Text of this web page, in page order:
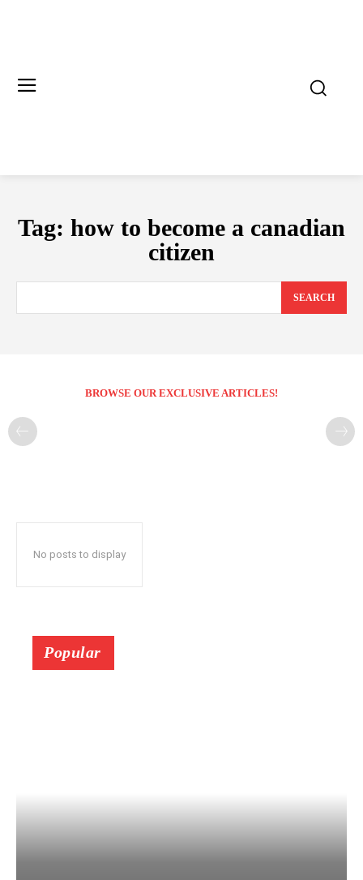
Tag: how to become a canadian
citizen
SEARCH
BROWSE OUR EXCLUSIVE ARTICLES!
No posts to display
Popular